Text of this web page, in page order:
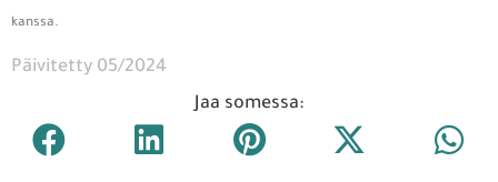
kanssa.
Päivitetty 05/2024
Jaa somessa: